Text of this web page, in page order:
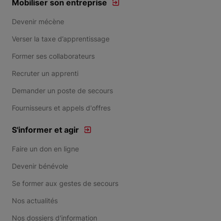
Mobiliser son entreprise
Devenir mécène
Verser la taxe d’apprentissage
Former ses collaborateurs
Recruter un apprenti
Demander un poste de secours
Fournisseurs et appels d'offres
S'informer et agir
Faire un don en ligne
Devenir bénévole
Se former aux gestes de secours
Nos actualités
Nos dossiers d'information